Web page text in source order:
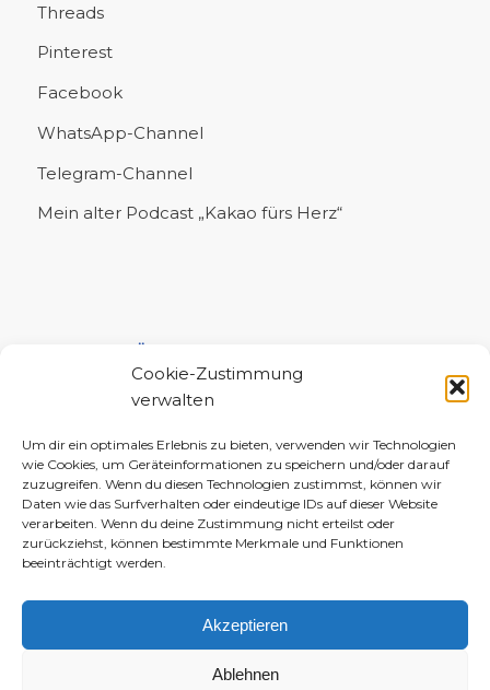
Cookie-Zustimmung
verwalten
Um dir ein optimales Erlebnis zu bieten, verwenden wir Technologien
wie Cookies, um Geräteinformationen zu speichern und/oder darauf
zuzugreifen. Wenn du diesen Technologien zustimmst, können wir
Daten wie das Surfverhalten oder eindeutige IDs auf dieser Website
verarbeiten. Wenn du deine Zustimmung nicht erteilst oder
zurückziehst, können bestimmte Merkmale und Funktionen
beeinträchtigt werden.
Akzeptieren
Ablehnen
Threads
Pinterest
Facebook
WhatsApp-Channel
Telegram-Channel
Mein alter Podcast „Kakao fürs Herz“